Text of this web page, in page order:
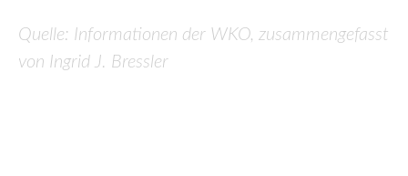
Quelle: Informationen der WKO, zusammengefasst
von Ingrid J. Bressler